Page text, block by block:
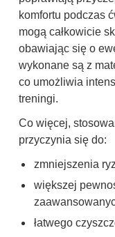
komfortu podczas
mogą całkowicie
obawiając się o
wykonane są z
co umożliwia
treningi.
Co więcej,
przyczynia się do:
zmniejszenia
większej
łatwego